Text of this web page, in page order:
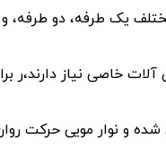
یک طرفه، دو طرفه،
آلات خاصی نیاز دارند،ر
و نوار مویی حرکت روان